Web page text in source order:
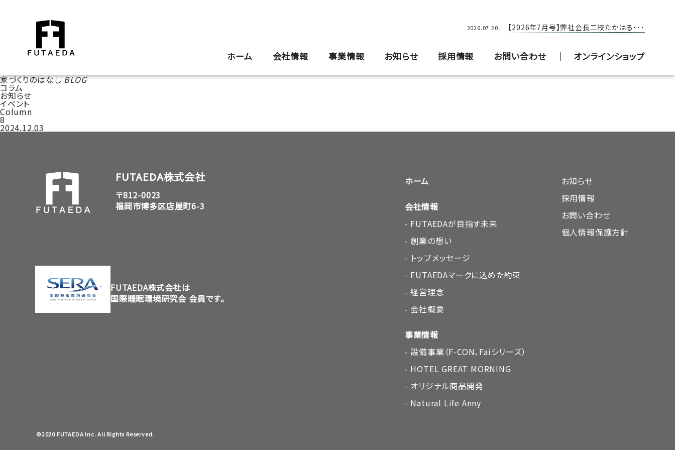
ホーム 会社情報 事業情報 お知らせ 採用情報 お問い合わせ オンラインショップ
2026.05.20 【2026年5月号】弊社会長二枝たかはる･･･
2026.07.20 【2026年7月号】弊社会長二枝たかはる･･･
家づくりのはなしBLOG
コラム
お知らせ
イベント
Column
8
2024.12.03
FUTAEDA株式会社
〒812-0023
福岡市博多区店屋町6-3
FUTAEDA株式会社は
国際睡眠環境研究会 会員です。
ホーム
会社情報
FUTAEDAが目指す未来
創業の想い
トップメッセージ
FUTAEDAマークに込めた約束
経営理念
会社概要
事業情報
設備事業（F-CON、Faiシリーズ）
HOTEL GREAT MORNING
オリジナル商品開発
Natural Life Anny
お知らせ
採用情報
お問い合わせ
個人情報保護方針
©2020 FUTAEDA Inc. All Rights Reserved.